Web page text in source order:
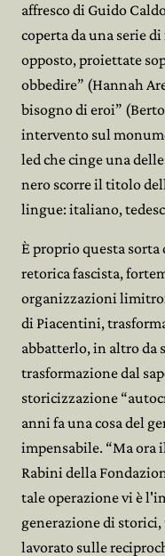
affresco di Guido
coperta da una serie
opposto, proiettate
obbedire” (Hannah
bisogno di eroi”
intervento sul
led che cinge una
nero scorre il titolo
lingue: italiano,
È proprio questa sorta
retorica fascista,
organizzazioni
di Piacentini,
abbatterlo, in altro da
trasformazione dal
storicizzazione
anni fa una cosa del
impensabile. “Ma ora
Rabini della
tale operazione vi è
generazione di
lavorato sulle